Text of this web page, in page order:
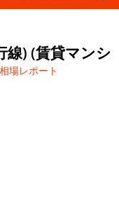
線) (賃貸マンシ
場レポート